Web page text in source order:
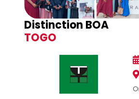
Distinction BOA
TOGO